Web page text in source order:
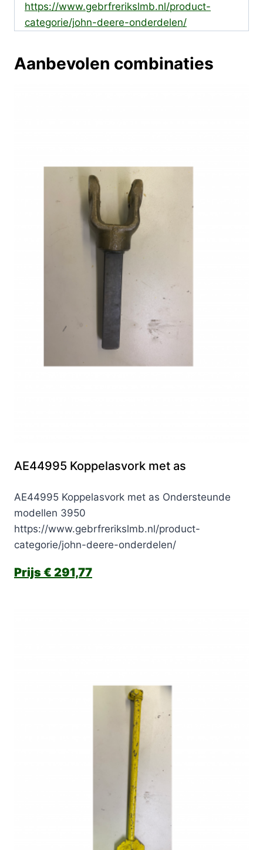
https://www.gebrfrerikslmb.nl/product-
categorie/john-deere-onderdelen/
Aanbevolen combinaties
AE44995 Koppelasvork met as
AE44995 Koppelasvork met as Ondersteunde
modellen 3950
https://www.gebrfrerikslmb.nl/product-
categorie/john-deere-onderdelen/
€ 291,77